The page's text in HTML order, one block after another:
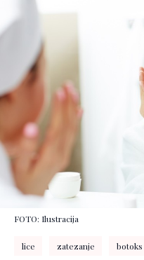
FOTO: Ilustracija
lice zatezanje botoks